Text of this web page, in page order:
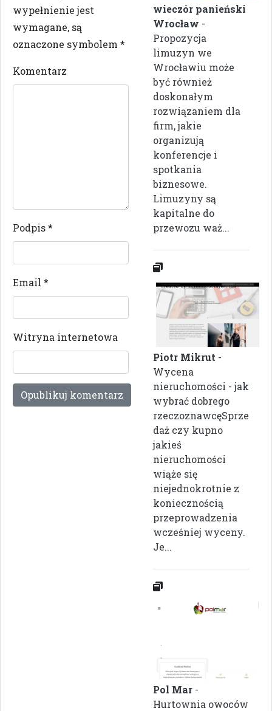
wypełnienie jest
wymagane, są
oznaczone symbolem *
Komentarz
Podpis*
Email *
Witryna internetowa
wieczór panieński
Wrocław -
Propozycja
limuzyn we
Wrocławiu może
być również
doskonałym
rozwiązaniem dla
firm, jakie
organizują
konferencje i
spotkania
biznesowe.
Limuzyny są
kapitalne do
przewozu waż...
Piotr Mikrut -
Wycena
nieruchomości - jak
wybrać dobrego
rzeczoznawcęSprze
daż czy kupno
jakieś
nieruchomości
wiąże się
niejednokrotnie z
koniecznością
przeprowadzenia
wcześniej wyceny.
Je...
Pol Mar -
Hurtownia owoców